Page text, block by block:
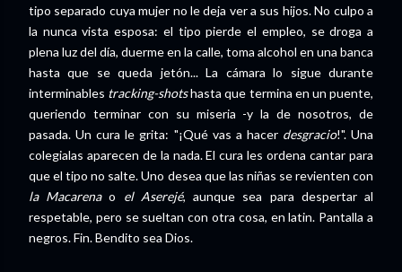
tipo separado cuya mujer no le deja ver a sus hijos. No culpo a
la nunca vista esposa: el tipo pierde el empleo, se droga a
plena luz del día, duerme en la calle, toma alcohol en una banca
hasta que se queda jetón... La cámara lo sigue durante
interminables tracking-shotshasta que termina en un puente,
queriendo terminar con su miseria -y la de nosotros, de
pasada. Un cura le grita: "¡Qué vas a hacer desgracio!". Una
colegialas aparecen de la nada. El cura les ordena cantar para
que el tipo no salte. Uno desea que las niñas se revienten con
la Macarenao el Aserejé, aunque sea para despertar al
respetable, pero se sueltan con otra cosa, en latin. Pantalla a
negros. Fin. Bendito sea Dios.